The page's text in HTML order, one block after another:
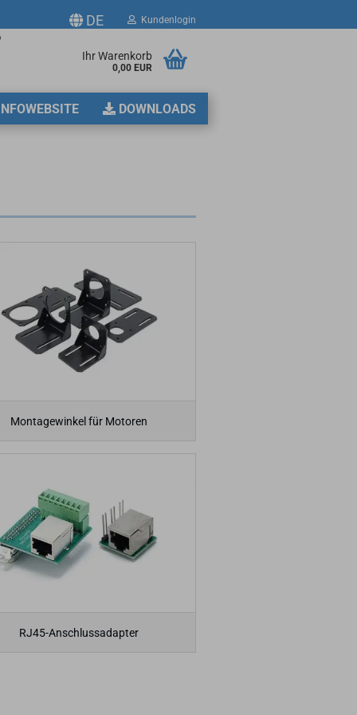
DE Kundenlogin
Ihr Warenkorb
0,00 EUR
DOWNLOADS
Montagewinkel für Motoren
RJ45-Anschlussadapter